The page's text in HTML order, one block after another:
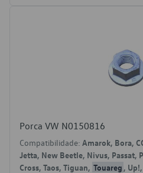
Porca VW N0150816
Compatibilidade: Amarok, Bora,
Jetta, New Beetle, Nivus, Passat,
Cross, Taos, Tiguan, Touareg ,